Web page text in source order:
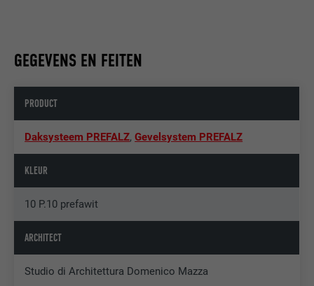
GEGEVENS EN FEITEN
PRODUCT
Daksysteem PREFALZ,Gevelsystem PREFALZ
KLEUR
10 P.10 prefawit
ARCHITECT
Studio di Architettura Domenico Mazza